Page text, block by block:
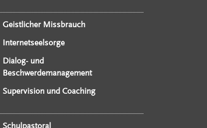
Geistlicher Missbrauch
Internetseelsorge
Dialog- und
Beschwerdemanagement
Supervision und Coaching
Schulpastoral